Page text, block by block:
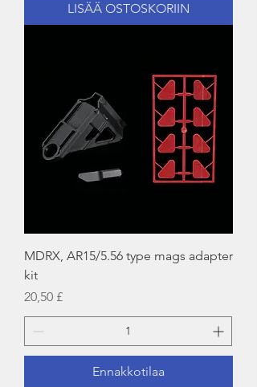
LISÄÄ OSTOSKORIIN
MDRX, AR15/5.56 type mags adapter
kit
Hinta
20,50 £
Ennakkotilaa